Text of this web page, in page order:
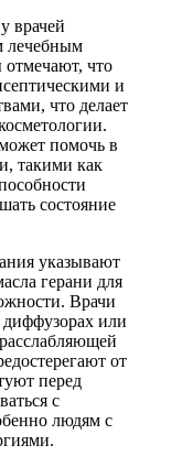
врачей
лечебным
что
и
что делает
помочь в
такими как
состояние
указывают
герани для
Врачи
диффузорах или
от
перед
с
людям с